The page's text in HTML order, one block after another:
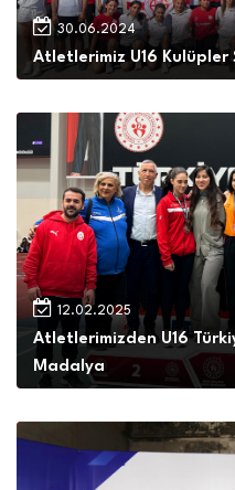
30.06.2024
Atletlerimiz U16 Kulüpler
12.02.2025
Atletlerimizden U16
Madalya